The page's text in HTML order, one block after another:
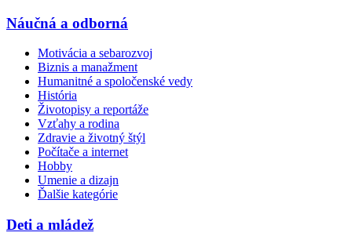
Náučná a odborná
Motivácia a sebarozvoj
Biznis a manažment
Humanitné a spoločenské vedy
História
Životopisy a reportáže
Vzťahy a rodina
Zdravie a životný štýl
Počítače a internet
Hobby
Umenie a dizajn
Ďalšie kategórie
Deti a mládež